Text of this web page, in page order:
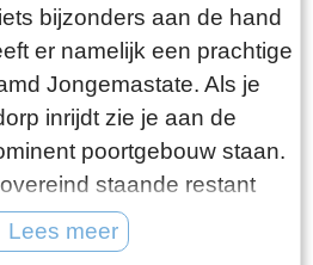
bot bij Laaksum. Ik hoor
op leeftijd zijn, in
Ik hoop dat ze het
tot aan hun
zodra zij ermee stoppen
Laaksum.
bijzonders aan de hand
er namelijk een prachtige
Jongemastate. Als je
inrijdt zie je aan de
poortgebouw staan.
staande restant
poortgebouw geeft
Jongemastate. In het
Lees meer